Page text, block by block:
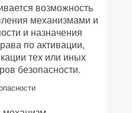
возможность
механизмами и
и назначения
по активации,
тех или иных
безопасности.